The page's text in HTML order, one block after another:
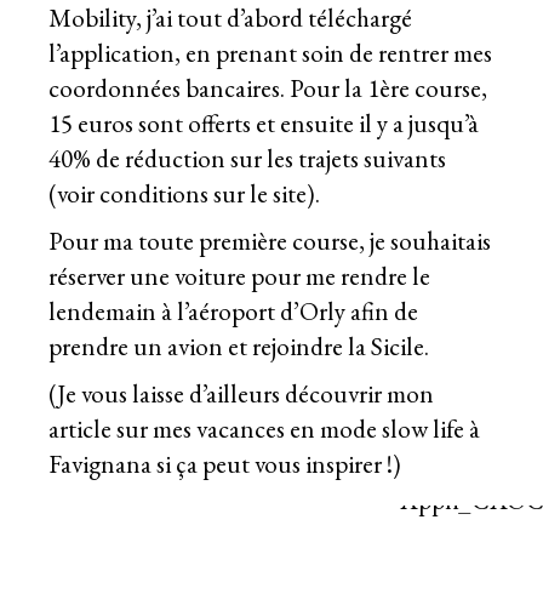
Mobility, j’ai tout d’abord téléchargé
l’application, en prenant soin de rentrer mes
coordonnées bancaires. Pour la 1ère course,
15 euros sont offerts et ensuite il y a jusqu’à
40% de réduction sur les trajets suivants
(voir conditions sur le site).
Pour ma toute première course, je souhaitais
réserver une voiture pour me rendre le
lendemain à l’aéroport d’Orly afin de
prendre un avion et rejoindre la Sicile.
(Je vous laisse d’ailleurs découvrir mon
article surmes vacances en mode slow life à
Favignanasi ça peut vous inspirer !)